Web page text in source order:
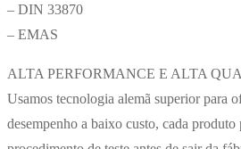
– DIN 33870
– EMAS
ALTA PERFORMANCE E ALTA
Usamos tecnologia alemã superior para
desempenho a baixo custo, cada